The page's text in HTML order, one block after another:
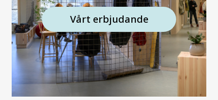
Vårt erbjudande